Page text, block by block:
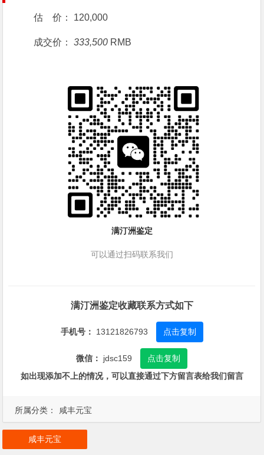
所属分类： 咸丰元宝
估 价： 120,000
成交价： 333,500 RMB
满汀洲鉴定
可以通过扫码联系我们
满汀洲鉴定收藏联系方式如下
手机号： 13121826793 点击复制
微信： jdsc159
点击复制
如出现添加不上的情况，可以直接通过下方留言表给我们留言
咸丰元宝